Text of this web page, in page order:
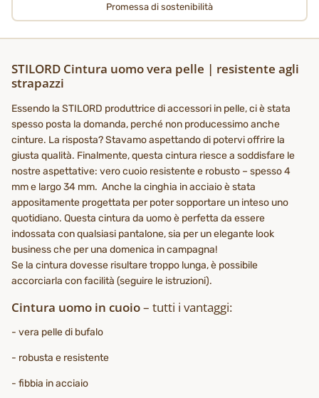
Promessa di sostenibilità
STILORD Cintura uomo vera pelle | resistente agli
strapazzi
Essendo la STILORD produttrice di accessori in pelle, ci è stata
spesso posta la domanda, perché non producessimo anche
cinture. La risposta? Stavamo aspettando di potervi offrire la
giusta qualità. Finalmente, questa cintura riesce a soddisfare le
nostre aspettative: vero cuoio resistente e robusto – spesso 4
mm e largo 34 mm. Anche la cinghia in acciaio è stata
appositamente progettata per poter sopportare un inteso uno
quotidiano. Questa cintura da uomo è perfetta da essere
indossata con qualsiasi pantalone, sia per un elegante look
business che per una domenica in campagna!
Se la cintura dovesse risultare troppo lunga, è possibile
accorciarla con facilità (seguire le istruzioni).
Cintura uomo in cuoio– tutti i vantaggi:
- vera pelle di bufalo
- robusta e resistente
- fibbia in acciaio